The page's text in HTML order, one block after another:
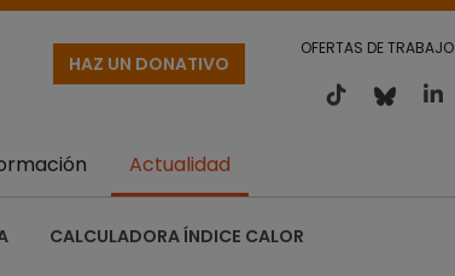
OFERTAS DE TRABAJO
HAZ UN DONATIVO
Actualidad
CALCULADORA ÍNDICE CALOR